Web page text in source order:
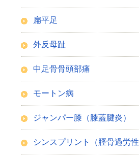
扁平足
外反母趾
中足骨骨頭部痛
モートン病
ジャンパー膝（膝蓋腱炎）
シンスプリント（脛骨過労性